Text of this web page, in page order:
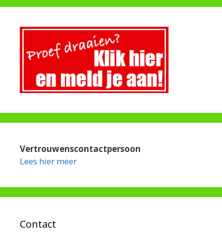
Vertrouwenscontactpersoon
Lees hier meer
Contact